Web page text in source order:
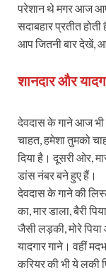
परेशान थे मगर आज
सदाबहार प्रतीत
आप जितनी बार देखें,
शानदार और
देवदास के गाने आज भी
चाहत, हमेशा तुमको
दिया है। दूसरी ओर,
डांस नंबर बने हुए हैं।
देवदास के गाने की
का, मार डाला, बैरी
जैसी लड़की, मोरे
यादगार गाने। वहीं
करियर की भी ये लकी